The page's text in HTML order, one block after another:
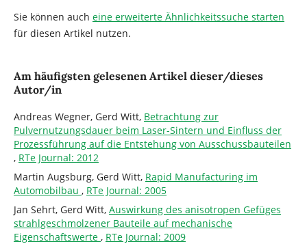
Sie können auch eine erweiterte Ähnlichkeitssuche starten
für diesen Artikel nutzen.
Am häufigsten gelesenen Artikel dieser/dieses
Autor/in
Andreas Wegner, Gerd Witt, Betrachtung zur
Pulvernutzungsdauer beim Laser-Sintern und Einfluss der
Prozessführung auf die Entstehung von Ausschussbauteilen
, RTe Journal: 2012
Martin Augsburg, Gerd Witt, Rapid Manufacturing im
Automobilbau , RTe Journal: 2005
Jan Sehrt, Gerd Witt, Auswirkung des anisotropen Gefüges
strahlgeschmolzener Bauteile auf mechanische
Eigenschaftswerte , RTe Journal: 2009